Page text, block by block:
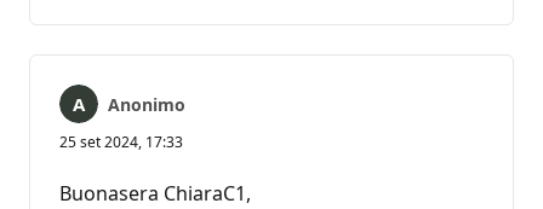
Anonimo
25 set 2024, 17:33
Buonasera ChiaraC1,